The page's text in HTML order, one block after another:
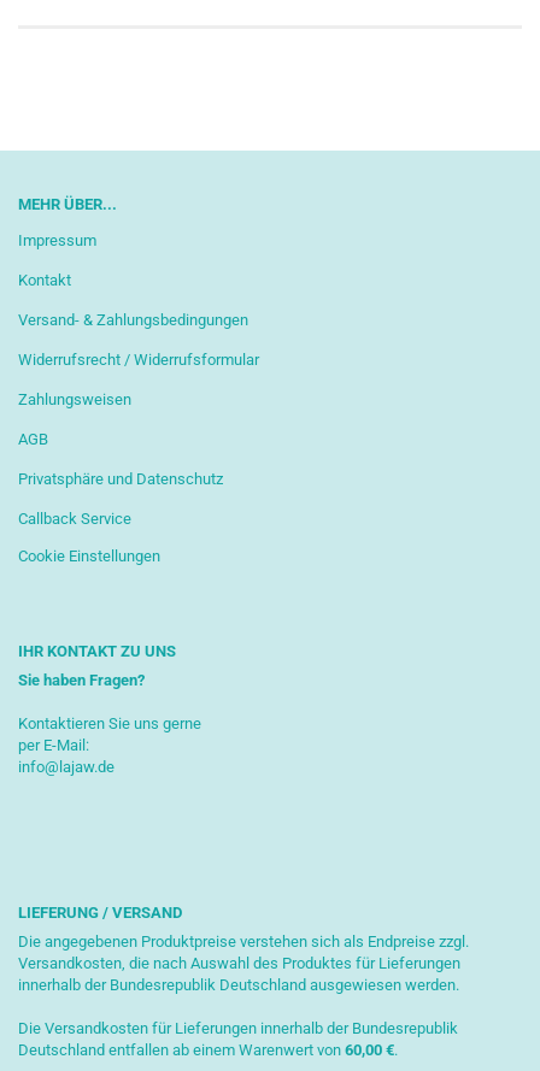
MEHR ÜBER...
Impressum
Kontakt
Versand- & Zahlungsbedingungen
Widerrufsrecht / Widerrufsformular
Zahlungsweisen
AGB
Privatsphäre und Datenschutz
Callback Service
Cookie Einstellungen
IHR KONTAKT ZU UNS
Sie haben Fragen?
Kontaktieren Sie uns gerne
per E-Mail:
info@lajaw.de
LIEFERUNG / VERSAND
Die angegebenen Produktpreise verstehen sich als Endpreise zzgl.
Versandkosten, die nach Auswahl des Produktes für Lieferungen
innerhalb der Bundesrepublik Deutschland ausgewiesen werden.
Die Versandkosten für Lieferungen innerhalb der Bundesrepublik
Deutschland entfallen ab einem Warenwert von 60,00 €.